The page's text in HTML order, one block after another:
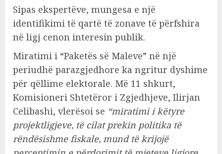
Sipas ekspertëve, mungesa e një
identifikimi të qartë të zonave të përfshira
në ligj cenon interesin publik.
Miratimi i “Paketës së Maleve” në një
periudhë parazgjedhore ka ngritur dyshime
për qëllime elektorale. Më 11 shkurt,
Komisioneri Shtetëror i Zgjedhjeve, Ilirjan
Celibashi, vlerësoi se “miratimi i këtyre
projektligjeve, të cilat prekin politika të
rëndësishme fiskale, mund të krijojë